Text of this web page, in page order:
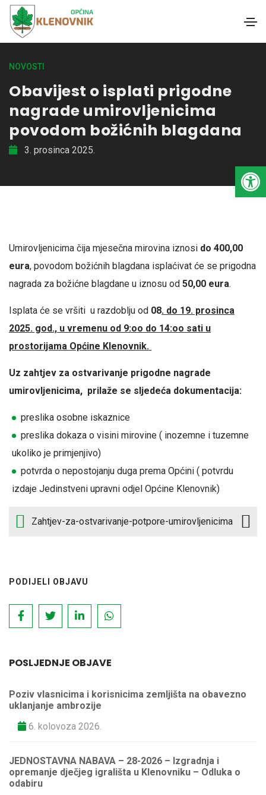
Open toolbar
NOVOSTI
Obavijest o isplati prigodne
nagrade umirovljenicima
povodom božićnih blagdana
3. prosinca 2025.
Umirovljenicima čija mjesečna mirovina iznosi do 400,00
eura, povodom božićnih blagdana isplaćivat će se prigodna
nagrada za božićne blagdane u iznosu od 50,00 eura.
Isplata će se vršiti u razdoblju od 08. do 19. prosinca
2025. god., u vremenu od 9:oo do 14:oo sati u
prostorijama Općine Klenovnik.
Uz zahtjev za ostvarivanje prigodne nagrade
umirovljenicima, prilaže se sljedeća dokumentacija:
preslika osobne iskaznice
preslika dokaza o visini mirovine ( inozemne i tuzemne
ukoliko je primjenjivo)
potvrda o nepostojanju duga prema Općini ( potvrdu
izdaje Jedinstveni upravni odjel Općine Klenovnik)
Zahtjev-za-ostvarivanje-potpore-umirovljenicima
PODIJELI OBJAVU
POSLJEDNJE OBJAVE
Poziv vlasnicima i korisnicima zemljišta na obavezno
uklanjanje ambrozije
6. kolovoza 2026.
JEDNOSTAVNA NABAVA – 28-2026 – Izgradnja i
opremanje dječjeg igrališta u Klenovniku – Odluka o
odabiru